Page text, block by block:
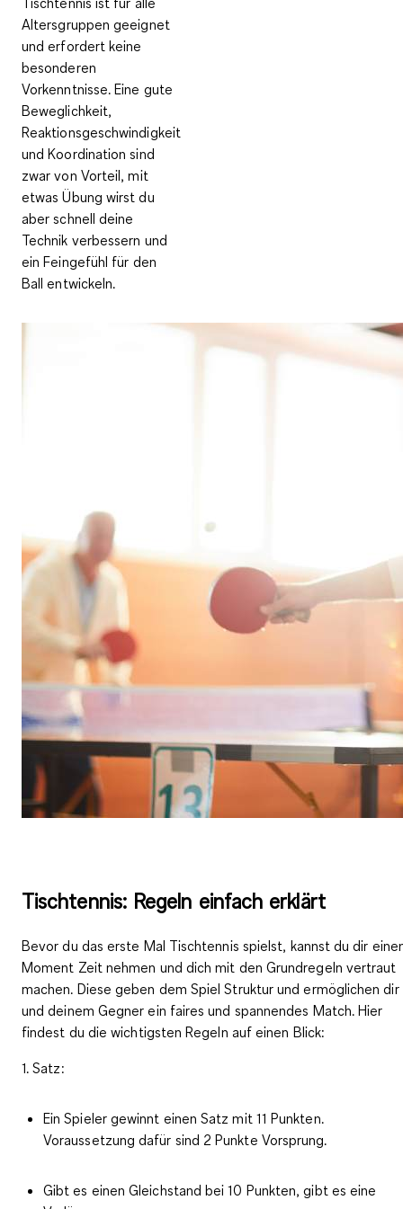
Altersgruppen geeignet
und erfordertkeine
besonderen
Vorkenntnisse.Eine gute
Beweglichkeit,
Reaktionsgeschwindigkeit
und Koordination sind
zwar von Vorteil, mit
etwas Übung wirst du
aber schnell deine
Technik verbessern und
ein Feingefühl für den
Ball entwickeln.
Tischtennis: Regeln einfach erklärt
Bevor du das erste Mal Tischtennis spielst, kannst du dir
Moment Zeit nehmen und dich mit den Grundregeln vertraut
machen. Diese geben dem SpielStruktur und ermöglichen dir
und deinem Gegner ein faires und spannendes Match. Hier
findest du die wichtigsten Regeln auf einen Blick:
1. Satz:
Ein Spieler gewinnt einen Satz mit 11 Punkten.
Voraussetzung dafür sind 2 Punkte Vorsprung.
Gibt es einen Gleichstand bei 10 Punkten, gibt es eine